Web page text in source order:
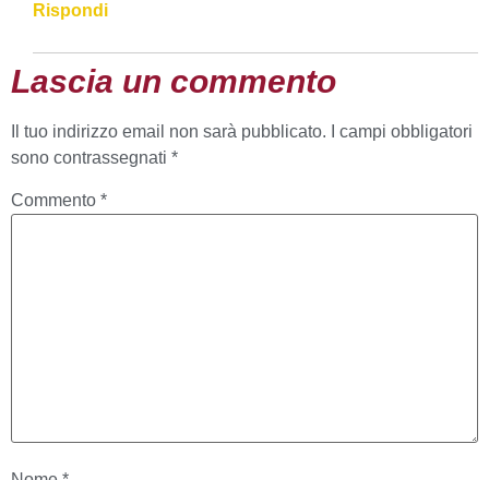
Rispondi
Lascia un commento
Il tuo indirizzo email non sarà pubblicato.
I campi obbligatori
sono contrassegnati *
Commento *